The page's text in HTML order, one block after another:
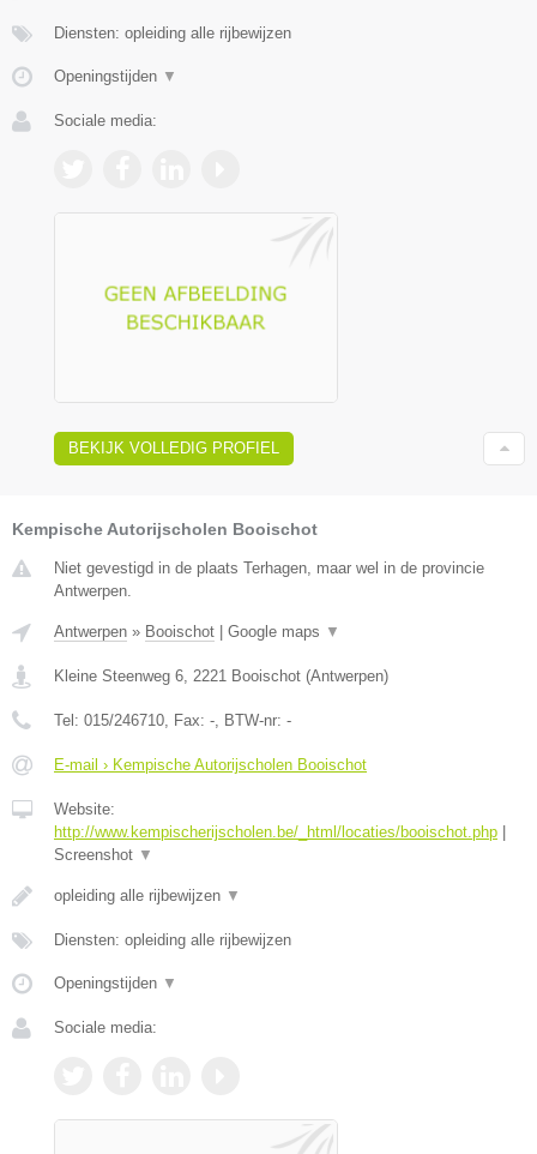
Diensten: opleiding alle rijbewijzen
Openingstijden ▼
Sociale media:
BEKIJK VOLLEDIG PROFIEL
Kempische Autorijscholen Booischot
Niet gevestigd in de plaats Terhagen, maar wel in de provincie
Antwerpen.
Antwerpen » Booischot Google maps ▼
Kleine Steenweg 6, 2221 Booischot (Antwerpen)
Tel: 015/246710, Fax: -, BTW-nr: -
E-mail › Kempische Autorijscholen Booischot
Website:
http://www.kempischerijscholen.be/_html/locaties/booischot.php
Screenshot ▼
opleiding alle rijbewijzen ▼
Diensten: opleiding alle rijbewijzen
Openingstijden ▼
Sociale media: